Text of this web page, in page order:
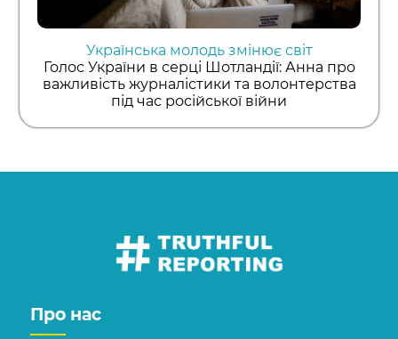
Українська молодь змінює світ
Голос України в серці Шотландії: Анна про
важливість журналістики та волонтерства
під час російської війни
Про нас